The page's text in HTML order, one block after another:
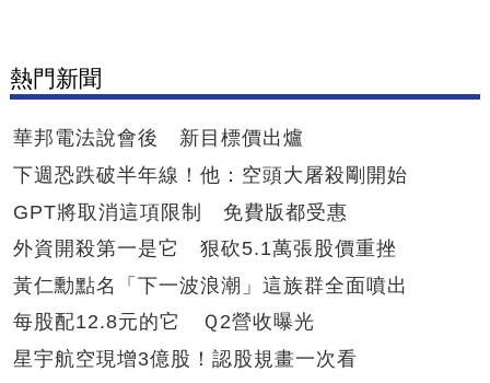
熱門新聞
華邦電法說會後 新目標價出爐
下週恐跌破半年線！他：空頭大屠殺剛開始
GPT將取消這項限制 免費版都受惠
外資開殺第一是它 狠砍5.1萬張股價重挫
黃仁勳點名「下一波浪潮」這族群全面噴出
每股配12.8元的它 Ｑ2營收曝光
星宇航空現增3億股！認股規畫一次看